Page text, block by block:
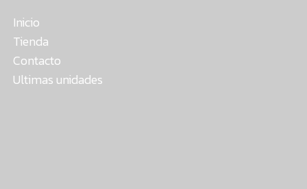
Inicio
Tienda
Contacto
Ultimas unidades